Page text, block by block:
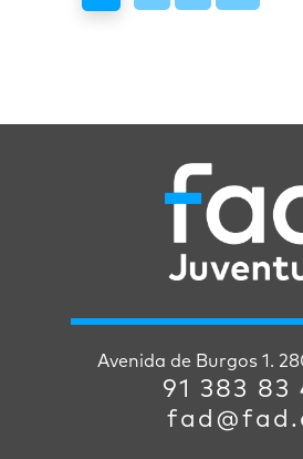
Avenida de Burgos 1.
91 383 83